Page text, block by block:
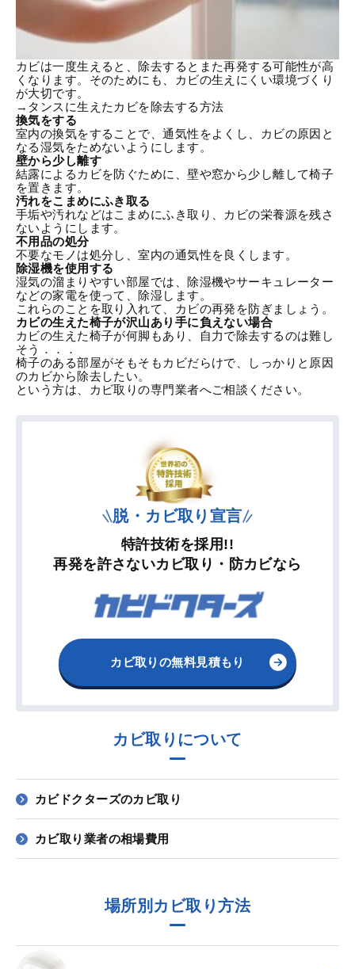
カビは一度生えると、除去するとまた再発する可能性が高
くなります。そのためにも、カビの生えにくい環境づくり
が大切です。
→タンスに生えたカビを除去する方法
換気をする
室内の換気をすることで、通気性をよくし、カビの原因と
なる湿気をためないようにします。
壁から少し離す
結露によるカビを防ぐために、壁や窓から少し離して椅子
を置きます。
汚れをこまめにふき取る
手垢や汚れなどはこまめにふき取り、カビの栄養源を残さ
ないようにします。
不用品の処分
不要なモノは処分し、室内の通気性を良くします。
除湿機を使用する
湿気の溜まりやすい部屋では、除湿機やサーキュレーター
などの家電を使って、除湿します。
これらのことを取り入れて、カビの再発を防ぎましょう。
カビの生えた椅子が沢山あり手に負えない場合
カビの生えた椅子が何脚もあり、自力で除去するのは難し
そう．．．
椅子のある部屋がそもそもカビだらけで、しっかりと原因
のカビから除去したい。
という方は、カビ取りの専門業者へご相談ください。
脱・カビ取り宣言
特許技術を採用!!
再発を許さないカビ取り・防カビなら
カビ取りの無料見積もり
カビ取りについて
カビドクターズのカビ取り
カビ取り業者の相場費用
場所別カビ取り方法